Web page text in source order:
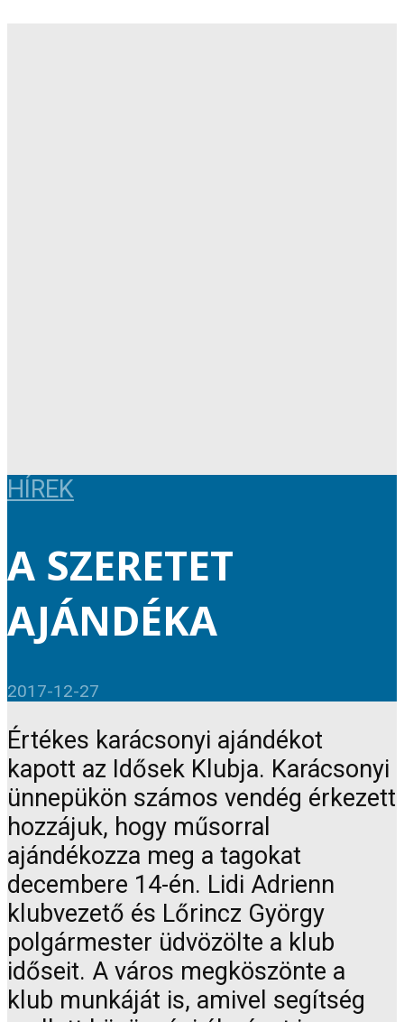
HÍREK
A SZERETET
AJÁNDÉKA
2017-12-27
Értékes karácsonyi ajándékot
kapott az Idősek Klubja. Karácsonyi
ünnepükön számos vendég érkezett
hozzájuk, hogy műsorral
ajándékozza meg a tagokat
decembere 14-én. Lidi Adrienn
klubvezető és Lőrincz György
polgármester üdvözölte a klub
időseit. A város megköszönte a
klub munkáját is, amivel segítség